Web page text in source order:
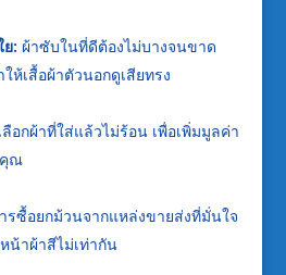
: ผ้าซับในที่ดีต้องไม่บางจนขาด
ห้เสื้อผ้าตัวนอกดูเสียทรง
ลือกผ้าที่ใส่แล้วไม่ร้อน เพื่อเพิ่มมูลค่า
คุณ
รซื้อยกม้วนจากแหล่งขายส่งที่มั่นใจ
น้าผ้าสีไม่เท่ากัน